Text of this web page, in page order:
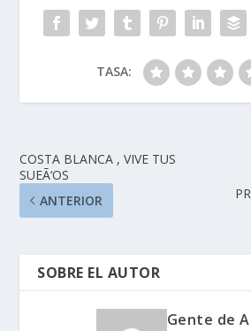
TASA:
COSTA BLANCA , VIVE TUS
SUEÃ‘OS
ANTERIOR
SOBRE EL AUTOR
Gente de